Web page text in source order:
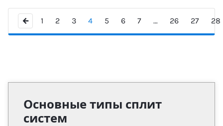
← 1 2 3 4 5 6 7 … 26 27 28
Основные типы сплит
систем